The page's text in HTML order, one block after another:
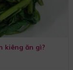
kiêng ăn gì?